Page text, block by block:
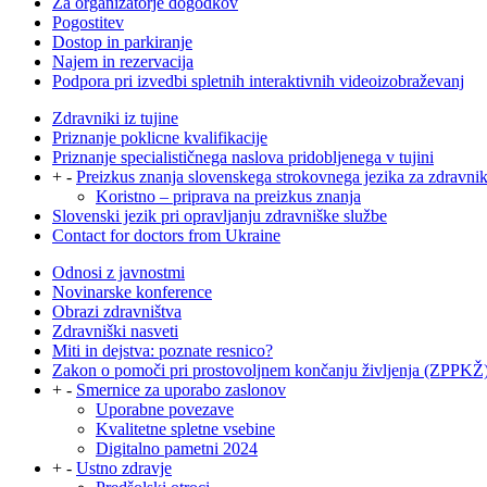
Pogostitev
Dostop in parkiranje
Najem in rezervacija
Podpora pri izvedbi spletnih interaktivnih videoizobraževanj
Zdravniki iz tujine
Priznanje poklicne kvalifikacije
Priznanje specialističnega naslova pridobljenega v tujini
+ - Preizkus znanja slovenskega strokovnega jezika za
Koristno – priprava na preizkus znanja
Slovenski jezik pri opravljanju zdravniške službe
Contact for doctors from Ukraine
Odnosi z javnostmi
Novinarske konference
Obrazi zdravništva
Zdravniški nasveti
Miti in dejstva: poznate resnico?
Zakon o pomoči pri prostovoljnem končanju življenja
+ - Smernice za uporabo zaslonov
Uporabne povezave
Kvalitetne spletne vsebine
Digitalno pametni 2024
+ - Ustno zdravje